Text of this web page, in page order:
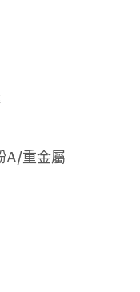
A/重金屬